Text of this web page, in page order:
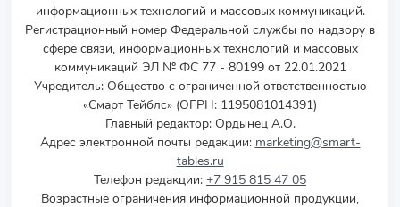
информационных технологий и массовых коммуникаций.
Регистрационный номер Федеральной службы по надзору в
сфере связи, информационных технологий и массовых
коммуникаций ЭЛ № ФС 77 - 80199 от 22.01.2021
Учредитель: Общество с ограниченной ответственностью
«Смарт Тейблс» (ОГРН: 1195081014391)
Главный редактор: Ордынец А.О.
Адрес электронной почты редакции: marketing@smart-
tables.ru
Телефон редакции: +7 915 815 47 05
Возрастные ограничения информационной продукции,